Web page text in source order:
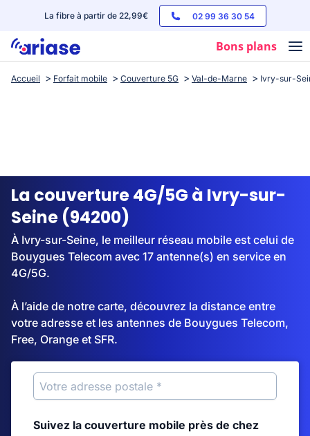
La fibre à partir de 22,99€ 02 99 36 30 54
Bons plans
Box internet
Streaming
Accueil Forfait mobile Couverture 5G Val-de-Marne Ivry-sur-
La couverture 4G/5G à Ivry-sur-
Seine (94200)
À Ivry-sur-Seine, le meilleur réseau mobile est celui de
Bouygues Telecom avec 17 antenne(s) en service en
4G/5G.
À l’aide de notre carte, découvrez la distance entre
votre adresse et les antennes de Bouygues Telecom,
Free, Orange et SFR.
Suivez la couverture mobile près de chez